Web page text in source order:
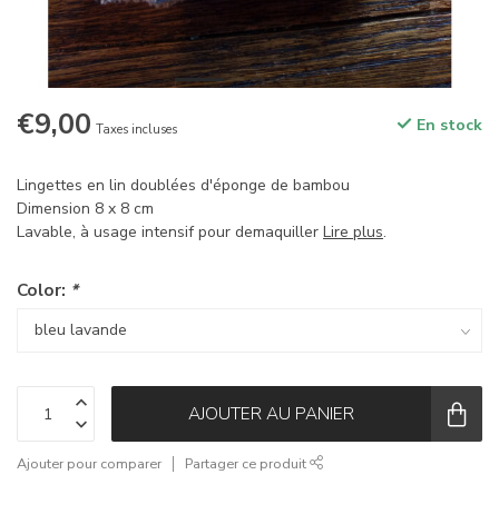
€9,00 Taxes incluses En stock
Lingettes en lin doublées d'éponge de bambou
Dimension 8 x 8 cm
Lavable, à usage intensif pour demaquiller Lire plus.
Color: *
AJOUTER AU PANIER
Ajouter pour comparer Partager ce produit